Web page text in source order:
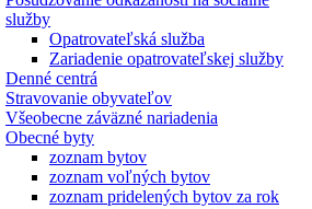
služby
Opatrovateľská služba
Zariadenie opatrovateľskej služby
Denné centrá
Stravovanie obyvateľov
Všeobecne záväzné nariadenia
Obecné byty
zoznam bytov
zoznam voľných bytov
zoznam pridelených bytov za rok